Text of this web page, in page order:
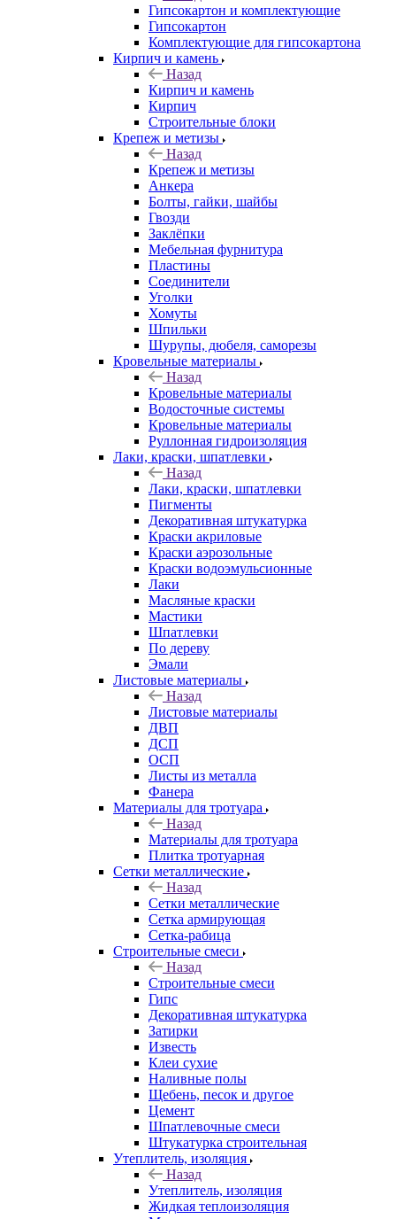
Гипсокартон и комплектующие
Гипсокартон
Комплектующие для гипсокартона
Кирпич и камень
Назад
Кирпич и камень
Кирпич
Строительные блоки
Крепеж и метизы
Назад
Крепеж и метизы
Анкера
Болты, гайки, шайбы
Гвозди
Заклёпки
Мебельная фурнитура
Пластины
Соединители
Уголки
Хомуты
Шпильки
Шурупы, дюбеля, саморезы
Кровельные материалы
Назад
Кровельные материалы
Водосточные системы
Кровельные материалы
Руллонная гидроизоляция
Лаки, краски, шпатлевки
Назад
Лаки, краски, шпатлевки
Пигменты
Декоративная штукатурка
Краски акриловые
Краски аэрозольные
Краски водоэмульсионные
Лаки
Масляные краски
Мастики
Шпатлевки
По дереву
Эмали
Листовые материалы
Назад
Листовые материалы
ДВП
ДСП
ОСП
Листы из металла
Фанера
Материалы для тротуара
Назад
Материалы для тротуара
Плитка тротуарная
Сетки металлические
Назад
Сетки металлические
Сетка армирующая
Сетка-рабица
Строительные смеси
Назад
Строительные смеси
Гипс
Декоративная штукатурка
Затирки
Известь
Клеи сухие
Наливные полы
Щебень, песок и другое
Цемент
Шпатлевочные смеси
Штукатурка строительная
Утеплитель, изоляция
Назад
Утеплитель, изоляция
Жидкая теплоизоляция